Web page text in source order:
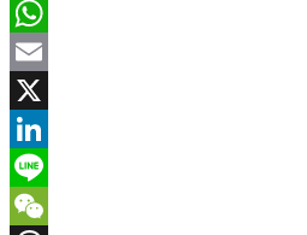
Telegram
WhatsApp
Email
X
LinkedIn
Line